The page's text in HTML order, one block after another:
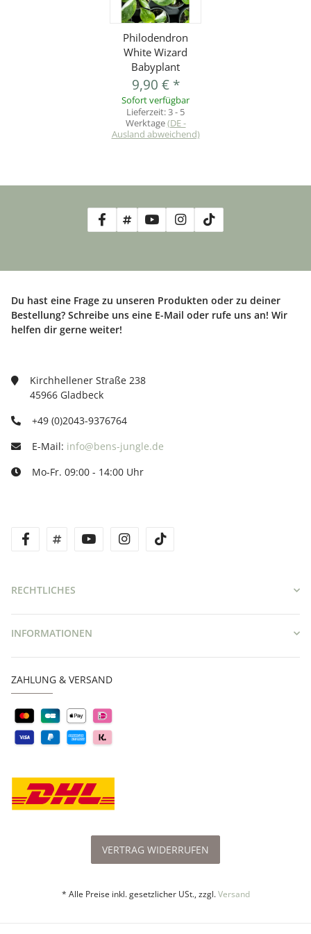
Philodendron
White Wizard
Babyplant
9,90 € *
Sofort verfügbar
Lieferzeit:3 - 5
Werktage(DE -
Ausland abweichend)
Du hast eine Frage zu unseren Produkten oder zu deiner
Bestellung? Schreibe uns eine E-Mail oder rufe uns an! Wir
helfen dir gerne weiter!
Kirchhellener Straße 238
45966 Gladbeck
+49 (0)2043-9376764
E-Mail: info@bens-jungle.de
Mo-Fr. 09:00 - 14:00 Uhr
facebooktwitter youtube instagram
RECHTLICHES
INFORMATIONEN
ZAHLUNG & VERSAND
VERTRAG WIDERRUFEN
* Alle Preise inkl. gesetzlicher USt., zzgl.Versand